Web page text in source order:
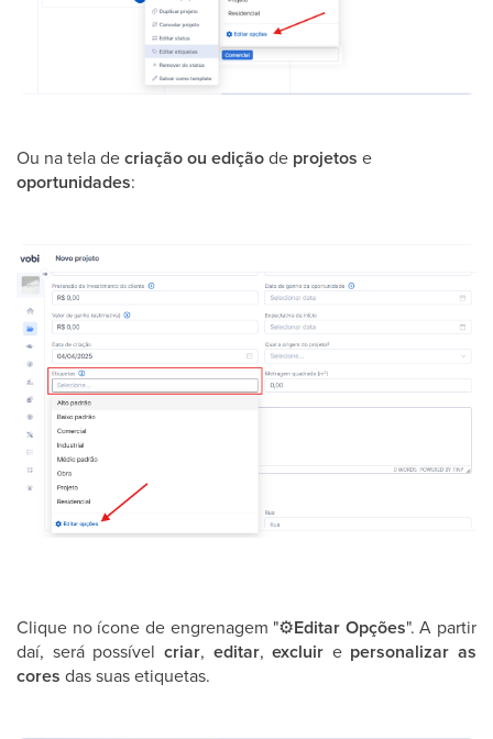
Ou na tela decriação ou ediçãode projetos e
oportunidades:
Clique no ícone de engrenagem "⚙Editar Opções". A partir
daí, será possível criar, editar,excluir e personalizar as
cores das suas etiquetas.